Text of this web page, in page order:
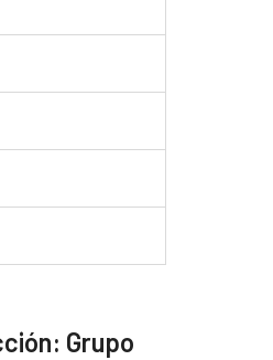
Grupo